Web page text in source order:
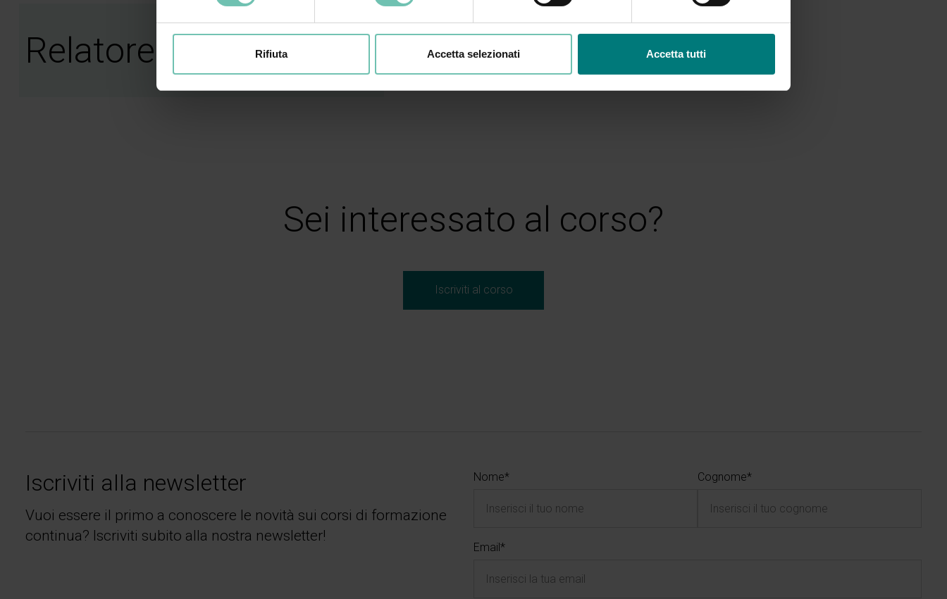
Rifiuta Accetta selezionati Accetta tutti
Relatore
Enrica Tomasi
Formatrice e consulente aziendale, executive e life coach
Sei interessato al corso?
Iscriviti al corso
Iscriviti alla newsletter
Vuoi essere il primo a conoscere le novità sui corsi di formazione
continua? Iscriviti subito alla nostra newsletter!
Nome* Cognome*
Email*